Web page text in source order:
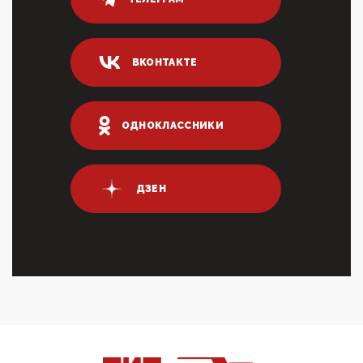
04:47, 10 Апреля 2026
ИНН для переводов по СБП это первый шаг из
логических двухЗаполнение ИНН при любых
переводах по ...
03:35, 10 Апреля 2026
крупных банках по итогам 2025 года превысило 63
млрд руб. ...
03:01, 10 Апреля 2026
что союзники просили Киев не наносить удары по
энергети...
01:54, 10 Апреля 2026
ВКОНТАКТЕ
ОДНОКЛАССНИКИ
ДЗЕН